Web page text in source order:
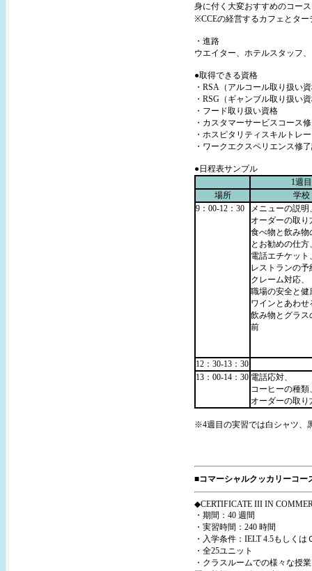
身に付く大変おすすめのコー
※CCEの経営するカフェとタ
・進路
ウエイター、ホテルスタッフ
●取得できる資格
・RSA（アルコール取り扱い
・RSG（ギャンブル取り扱い
・フード取り扱い資格
・カスタマーサービスコース
・ホスピタリティスキルトレ
・ワークエクスペリエンス修
●日程表サンプル
1週目
場所
学校
9：00-12：30
メニューの説明
オーダーの取り
食べ物と飲み物
とお勧めの仕方
電話エチケット
レストランの予
クレーム対応、
職場の安全と健
ワインとあわせ
飲み物とグラス
前
12：30-13：30
13：00-14：30 電話応対、
コーヒーの種類
オーダーの取り
※4週目の実習では白シャツ、
■コマーシャルクッカリーコー
◆CERTIFICATE III IN
・期間：40 週間
・実習時間：240 時間
・入学条件：IELT 4.5もしくは
・全25ユニット
・クラスルームでの様々な授